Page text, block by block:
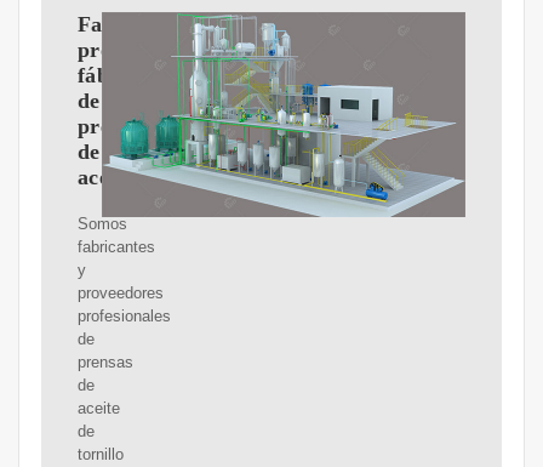
Fabricantes,
proveedores,
fábrica
de
prensas
de
aceite
Somos
fabricantes
y
proveedores
profesionales
de
prensas
de
aceite
de
tornillo